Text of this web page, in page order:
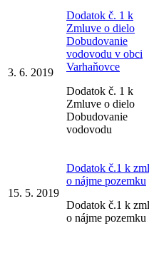
3. 6. 2019
Dodatok č. 1 k
Zmluve o dielo
Dobudovanie
vodovodu v obci
Varhaňovce
Dodatok č. 1 k
Zmluve o dielo
Dobudovanie
vodovodu
15. 5. 2019
Dodatok č.1 k
o nájme pozemku
Dodatok č.1 k
o nájme pozemku